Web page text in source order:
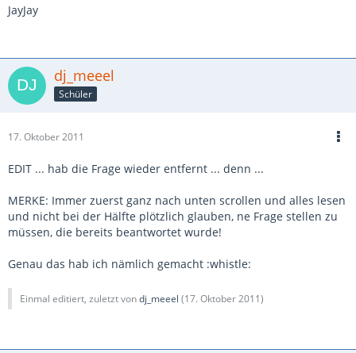
JayJay
dj_meeel
Schüler
17. Oktober 2011
EDIT ... hab die Frage wieder entfernt ... denn ...
MERKE: Immer zuerst ganz nach unten scrollen und alles lesen
und nicht bei der Hälfte plötzlich glauben, ne Frage stellen zu
müssen, die bereits beantwortet wurde!
Genau das hab ich nämlich gemacht :whistle:
Einmal editiert, zuletzt vondj_meeel (17. Oktober 2011)